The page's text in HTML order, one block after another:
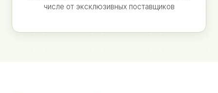
числе от эксклюзивных поставщиков